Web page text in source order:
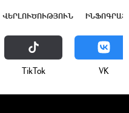
ՎԵՐԼՈՒԾՈՒԹՅՈՒՆ
ТikТоk VK